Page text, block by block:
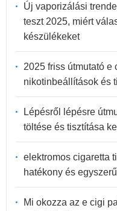
Új vaporizálási
teszt 2025, miért
készülékeket
2025 friss útmutató e
nikotinbeállítások és
Lépésről lépésre
töltése és tisztítása
elektromos cigaretta
hatékony és
Mi okozza az e cigi